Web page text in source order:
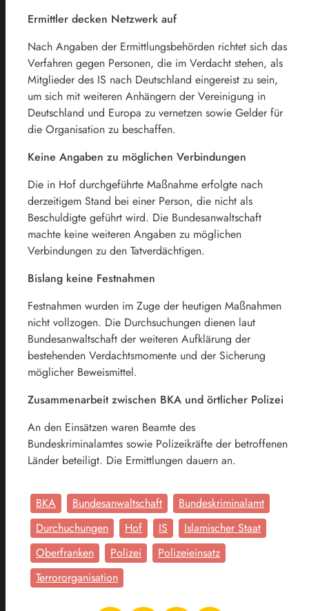
Ermittler decken Netzwerk auf
Nach Angaben der Ermittlungsbehörden richtet sich das
Verfahren gegen Personen, die im Verdacht stehen, als
Mitglieder des IS nach Deutschland eingereist zu sein,
um sich mit weiteren Anhängern der Vereinigung in
Deutschland und Europa zu vernetzen sowie Gelder für
die Organisation zu beschaffen.
Keine Angaben zu möglichen Verbindungen
Die in Hof durchgeführte Maßnahme erfolgte nach
derzeitigem Stand bei einer Person, die nicht als
Beschuldigte geführt wird. Die Bundesanwaltschaft
machte keine weiteren Angaben zu möglichen
Verbindungen zu den Tatverdächtigen.
Bislang keine Festnahmen
Festnahmen wurden im Zuge der heutigen Maßnahmen
nicht vollzogen. Die Durchsuchungen dienen laut
Bundesanwaltschaft der weiteren Aufklärung der
bestehenden Verdachtsmomente und der Sicherung
möglicher Beweismittel.
Zusammenarbeit zwischen BKA und örtlicher Polizei
An den Einsätzen waren Beamte des
Bundeskriminalamtes sowie Polizeikräfte der betroffenen
Länder beteiligt. Die Ermittlungen dauern an.
BKA Bundesanwaltschaft
Bundeskriminalamt
Durchuchungen
Hof IS
Islamischer Staat
Oberfranken
Polizei
Polizeieinsatz
Terrororganisation